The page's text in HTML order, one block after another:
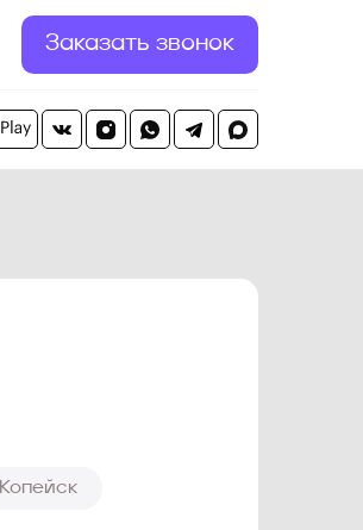
Заказать звонок
Копейск